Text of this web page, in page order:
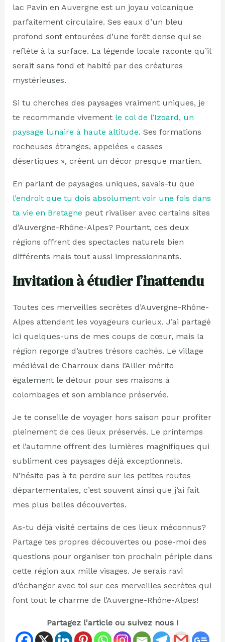
lac Pavin en Auvergne est un joyau volcanique
parfaitement circulaire. Ses eaux d’un bleu
profond sont entourées d’une forêt dense qui se
reflète à la surface. La légende locale raconte qu’il
serait sans fond et habité par des créatures
mystérieuses.
Si tu cherches des paysages vraiment uniques, je
te recommande vivement le col de l’Izoard, un
paysage lunaire à haute altitude. Ses formations
rocheuses étranges, appelées « casses
désertiques », créent un décor presque martien.
En parlant de paysages uniques, savais-tu que
l’endroit que tu dois absolument voir une fois dans
ta vie en Bretagne peut rivaliser avec certains sites
d’Auvergne-Rhône-Alpes? Pourtant, ces deux
régions offrent des spectacles naturels bien
différents mais tout aussi impressionnants.
Invitation à étudier l’inattendu
Toutes ces merveilles secrètes d’Auvergne-Rhône-
Alpes attendent les voyageurs curieux. J’ai partagé
ici quelques-uns de mes coups de cœur, mais la
région regorge d’autres trésors cachés. Le village
médiéval de Charroux dans l’Allier mérite
également le détour pour ses maisons à
colombages et son ambiance préservée.
Je te conseille de voyager hors saison pour profiter
pleinement de ces lieux préservés. Le printemps
et l’automne offrent des lumières magnifiques qui
subliment ces paysages déjà exceptionnels.
N’hésite pas à te perdre sur les petites routes
départementales, c’est souvent ainsi que j’ai fait
mes plus belles découvertes.
As-tu déjà visité certains de ces lieux méconnus?
Partage tes propres découvertes ou pose-moi des
questions pour organiser ton prochain périple dans
cette région aux mille visages. Je serais ravi
d’échanger avec toi sur ces merveilles secrètes qui
font tout le charme de l’Auvergne-Rhône-Alpes!
Partagez l'article ou suivez nous !